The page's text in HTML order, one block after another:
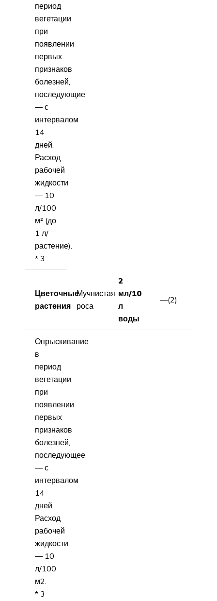
период
вегетации
при
появлении
первых
признаков
болезней,
последующие
— с
интервалом
14
дней.
Расход
рабочей
жидкости
— 10
л/100
м² (до
1 л/
растение).
* 3
Цветочные
растения
Мучнистая
роса
2
мл/10
л
воды
—(2)
Опрыскивание
в
период
вегетации
при
появлении
первых
признаков
болезней,
последующее
— с
интервалом
14
дней.
Расход
рабочей
жидкости
— 10
л/100
м2.
* 3